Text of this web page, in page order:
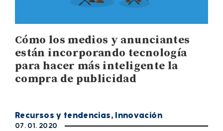
Cómo los medios y anunciantes
están incorporando tecnología
para hacer más inteligente la
compra de publicidad
Recursos y tendencias, Innovación
07. 01. 2020